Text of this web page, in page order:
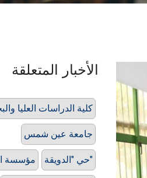
الأخبار المتعلقة
كلية الدراسات العليا
جامعة عين شمس
مؤسسة حي "الدويقة"